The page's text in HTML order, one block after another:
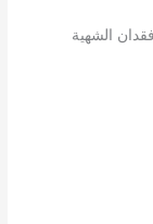
الشهية